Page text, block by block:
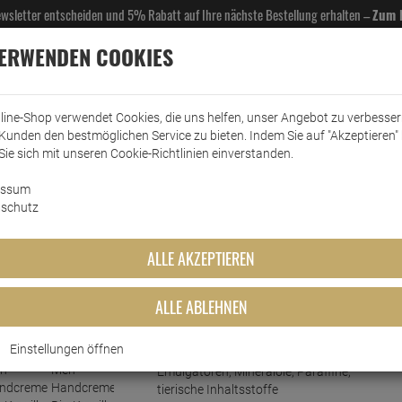
entscheiden und 5% Rabatt auf Ihre nächste Bestellung erhalten –Zum
& GASTROBEDARF DROGERIE KÜCHE & HAUSHALT KFZ
Hautpflege
Kamille & Sandelholz 75ml
Kurzbeschreibung
Emulgatoren, Mineralöle, Paraffine,
tierische Inhaltsstoffe
COOKIES
Shop verwendet Cookies, die uns helfen, unser Angebot zu
den bestmöglichen Service zu bieten. Indem Sie auf "Akzeptieren"
sich mit unseren Cookie-Richtlinien einverstanden.
ALLE AKZEPTIEREN
ALLE ABLEHNEN
Einstellungen öffnen